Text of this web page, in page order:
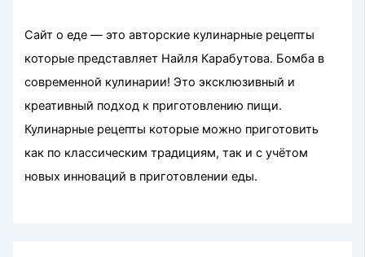
Сайт о еде — это авторские кулинарные рецепты
которые представляет Найля Карабутова. Бомба в
современной кулинарии! Это эксклюзивный и
креативный подход к приготовлению пищи.
Кулинарные рецепты которые можно приготовить
как по классическим традициям, так и с учётом
новых инноваций в приготовлении еды.